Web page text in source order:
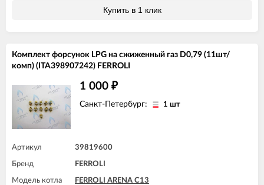
FERROLI DIVA F37
FERROLI DIVAproject F24
FERROLI DIVAtech F32 D
FERROLI DIVAtop micro C24
FERROLI DIVAtop micro C32
FERROLI DIVAtop micro F24
FERROLI DIVAtop micro F32
FERROLI DIVAtop ST C24
FERROLI DIVAtop ST F24
FERROLI DIVAtop ST F32
Купить в 1 клик
Комплект форсунок LPG на сжиженный газ D0,79 (11шт/
комп) (ITA398907242) FERROLI
1 000 ₽
Санкт-Петербург: 1 шт
Артикул 39819600
Бренд FERROLI
Модель котла
FERROLI ARENA C13